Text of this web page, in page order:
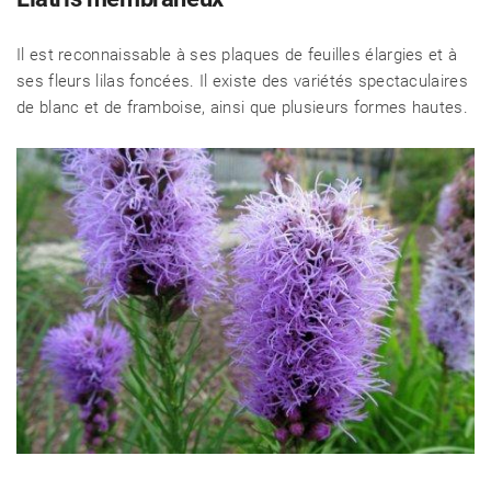
Il est reconnaissable à ses plaques de feuilles élargies et à
ses fleurs lilas foncées. Il existe des variétés spectaculaires
de blanc et de framboise, ainsi que plusieurs formes hautes.
CÉLÉBRITÉS
LA BEAUTÉ
MODE DE VIE
MAISON ET FAMILLE